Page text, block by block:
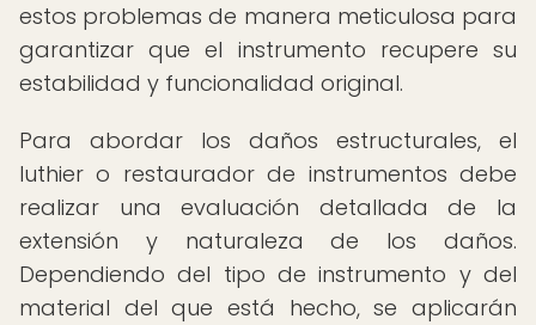
estos problemas de manera meticulosa para
garantizar que el instrumento recupere su
estabilidad y funcionalidad original.
Para abordar los daños estructurales, el
luthier o restaurador de instrumentos debe
realizar una evaluación detallada de la
extensión y naturaleza de los daños.
Dependiendo del tipo de instrumento y del
material del que está hecho, se aplicarán